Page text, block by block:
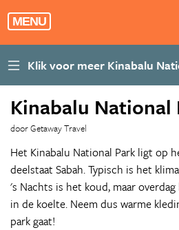
MENU
Kinabalu National
door Getaway Travel
Het Kinabalu National Park ligt op
deelstaat Sabah. Typisch is het
's Nachts is het koud, maar
in de koelte. Neem dus warme
park gaat!